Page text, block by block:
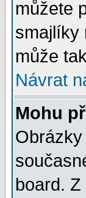
můžete
smajlíky
může
Návrat
Mohu
board.